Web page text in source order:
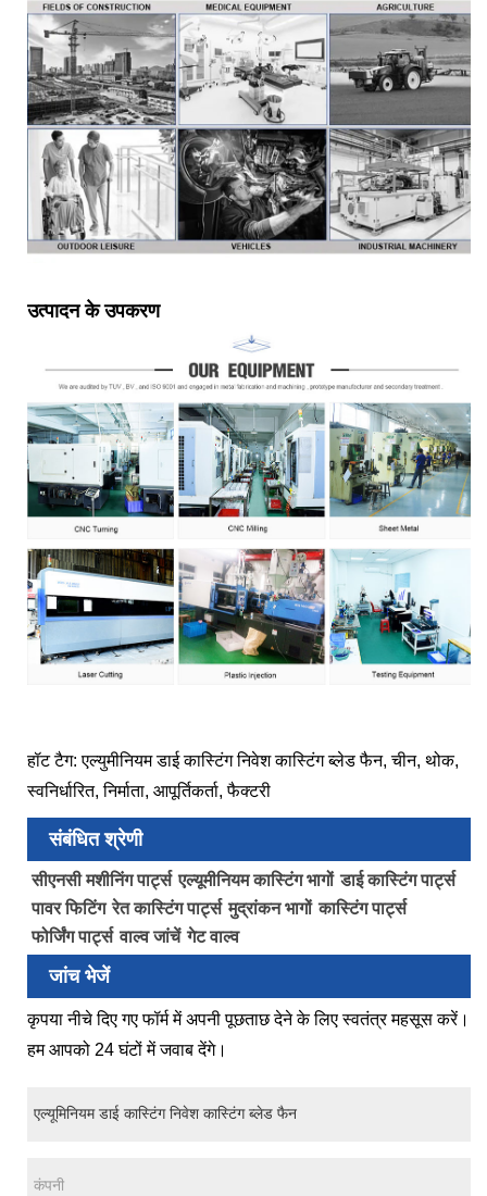
उत्पादन के उपकरण
हॉट टैग: एल्युमीनियम डाई कास्टिंग निवेश कास्टिंग ब्लेड फैन, चीन, थोक,
स्वनिर्धारित, निर्माता, आपूर्तिकर्ता, फैक्टरी
संबंधित श्रेणी
सीएनसी मशीनिंग पार्ट्स एल्यूमीनियम कास्टिंग भागों डाई कास्टिंग पार्ट्स
पावर फिटिंग रेत कास्टिंग पार्ट्स मुद्रांकन भागों कास्टिंग पार्ट्स
फोर्जिंग पार्ट्स वाल्व जांचें गेट वाल्व
जांच भेजें
कृपया नीचे दिए गए फॉर्म में अपनी पूछताछ देने के लिए स्वतंत्र महसूस करें।
हम आपको 24 घंटों में जवाब देंगे।